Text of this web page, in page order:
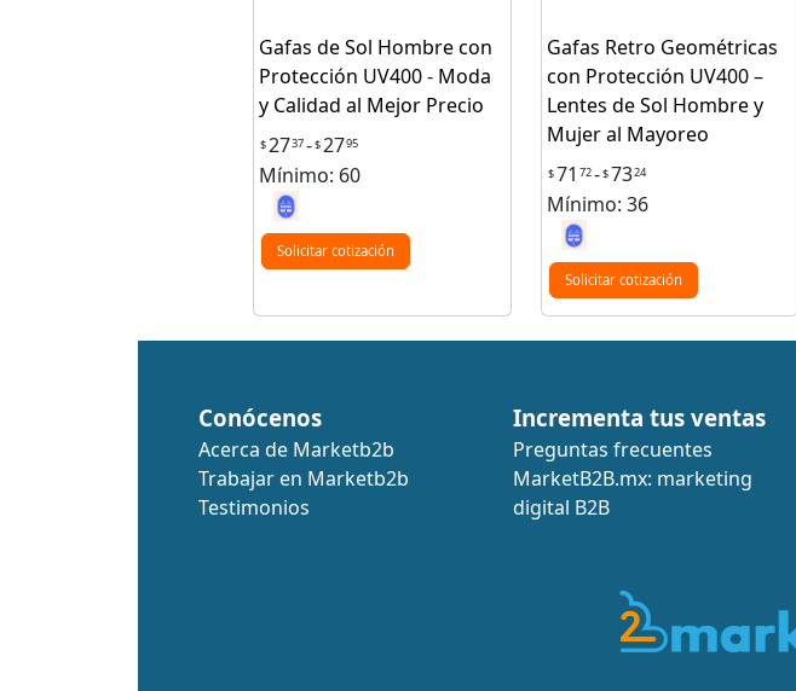
Gafas de Sol Hombre con
Protección UV400 - Moda
y Calidad al Mejor Precio
$2737-$2795
Mínimo: 60
Solicitar cotización
Gafas Retro Geométricas
con Protección UV400 –
Lentes de Sol Hombre y
Mujer al Mayoreo
$71 72-$7324
Mínimo: 36
Solicitar cotización
Conócenos
Acerca de Marketb2b
Trabajar en Marketb2b
Testimonios
Incrementa tus ventas
Preguntas frecuentes
MarketB2B.mx: marketing
digital B2B